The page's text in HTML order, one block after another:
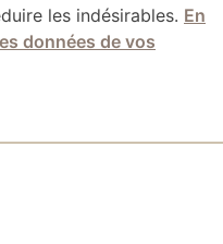
les indésirables. En
données de vos